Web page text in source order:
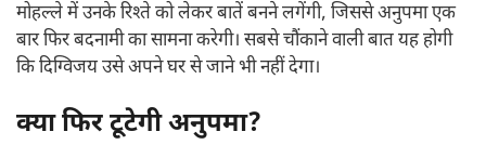
मोहल्ले में उनके रिश्ते को लेकर बातें बनने लगेंगी, जिससे अनुपमा एक
बार फिर बदनामी का सामना करेगी। सबसे चौंकाने वाली बात यह होगी
कि दिग्विजय उसे अपने घर से जाने भी नहीं देगा।
क्या फिर टूटेगी अनुपमा?